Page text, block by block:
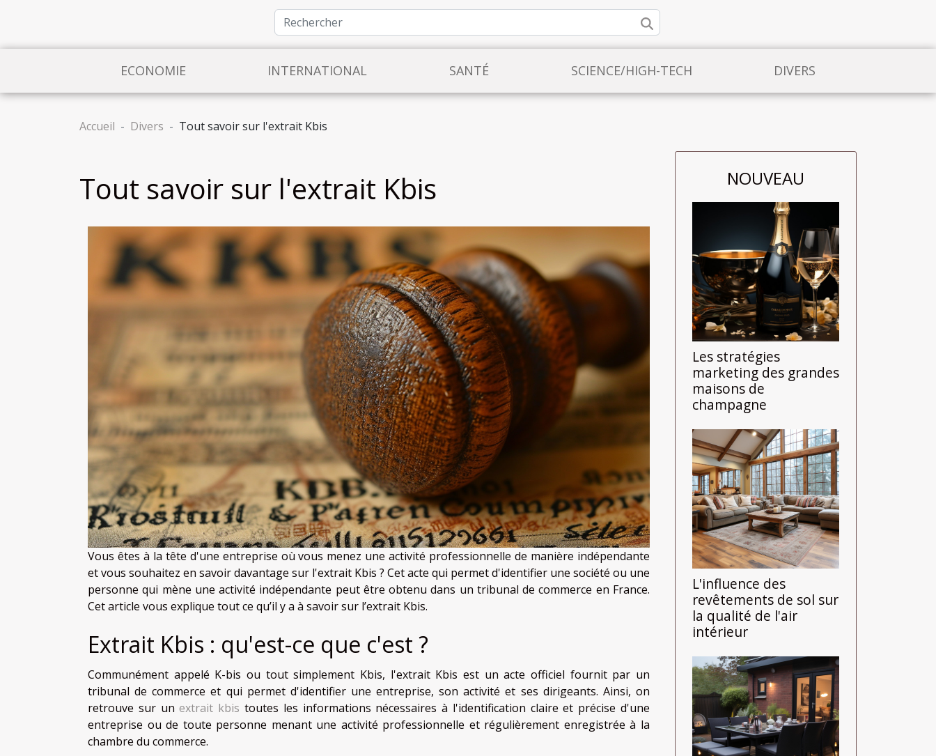
ECONOMIE INTERNATIONAL SANTÉ SCIENCE/HIGH-TECH DIVERS
Accueil Divers Tout savoir sur l'extrait Kbis
Tout savoir sur l'extrait Kbis
Vous êtes à la tête d'une entreprise où vous menez une activité professionnelle de manière indépendante
et vous souhaitez en savoir davantage sur l'extrait Kbis ? Cet acte qui permet d'identifier une société ou une
personne qui mène une activité indépendante peut être obtenu dans un tribunal de commerce en France.
Cet article vous explique tout ce qu’il y a à savoir sur l’extrait Kbis.
Extrait Kbis : qu'est-ce que c'est ?
Communément appelé K-bis ou tout simplement Kbis, l'extrait Kbis est un acte officiel fournit par un
tribunal de commerce et qui permet d'identifier une entreprise, son activité et ses dirigeants. Ainsi, on
retrouve sur unextrait kbis toutes les informations nécessaires à l'identification claire et précise d'une
entreprise ou de toute personne menant une activité professionnelle et régulièrement enregistrée à la
chambre du commerce.
NOUVEAU
Les stratégies
marketing des grandes
maisons de
champagne
L'influence des
revêtements de sol sur
la qualité de l'air
intérieur